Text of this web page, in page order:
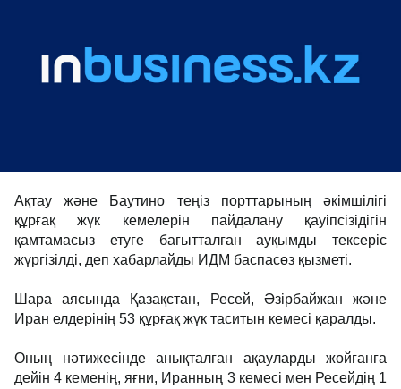
Ақтау және Баутино теңіз порттарының әкімшілігі
құрғақ жүк кемелерін пайдалану қауіпсізідігін
қамтамасыз етуге бағытталған ауқымды тексеріс
жүргізілді, деп хабарлайды ИДМ баспасөз қызметі.
Шара аясында Қазақстан, Ресей, Әзірбайжан және
Иран елдерінің 53 құрғақ жүк таситын кемесі қаралды.
Оның нәтижесінде анықталған ақауларды жойғанға
дейін 4 кеменің, яғни, Иранның 3 кемесі мен Ресейдің 1